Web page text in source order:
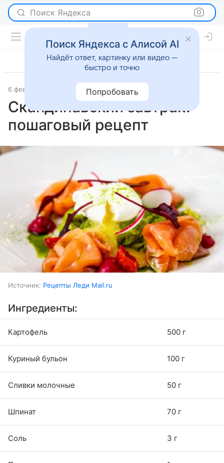
Поиск Яндекса
6 февраля 2026 Рецепты
Скандинавский завтрак:
пошаговый рецепт
Источник: Рецепты Леди Mail.ru
Ингредиенты:
Картофель 500 г
Куриный бульон 100 г
Сливки молочные 50 г
Шпинат 70 г
Соль 3 г
Поиск Яндекса с Алисой AI
Найдёт ответ, картинку или видео —
быстро и точно
Попробовать